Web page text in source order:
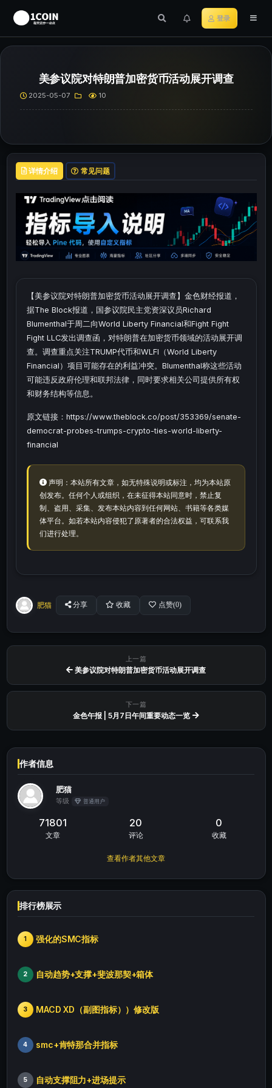
登录
美参议院对特朗普加密货币活动展开调查
2025-05-07 10
详情介绍 常见问题
【美参议院对特朗普加密货币活动展开调查】金色财经报道，
据The Block报道，国参议院民主党资深议员Richard
Blumenthal于周二向World Liberty Financial和Fight Fight
Fight LLC发出调查函，对特朗普在加密货币领域的活动展开调
查。调查重点关注TRUMP代币和WLFI（World Liberty
Financial）项目可能存在的利益冲突。Blumenthal称这些活动
可能违反政府伦理和联邦法律，同时要求相关公司提供所有权
和财务结构等信息。
原文链接：https://www.theblock.co/post/353369/senate-
democrat-probes-trumps-crypto-ties-world-liberty-
financial
声明：本站所有文章，如无特殊说明或标注，均为本站原
创发布。任何个人或组织，在未征得本站同意时，禁止复
制、盗用、采集、发布本站内容到任何网站、书籍等各类媒
体平台。如若本站内容侵犯了原著者的合法权益，可联系我
们进行处理。
肥猫 分享 收藏 点赞(0)
上一篇
美参议院对特朗普加密货币活动展开调查
下一篇
金色午报 | 5月7日午间重要动态一览
作者信息
肥猫
等级 普通用户
71801
文章
20
评论
0
收藏
查看作者其他文章
排行榜展示
1 强化的SMC指标
2 自动趋势+支撑+斐波那契+箱体
3 MACD XD（副图指标））修改版
4 smc+肯特那合并指标
5 自动支撑阻力+进场提示